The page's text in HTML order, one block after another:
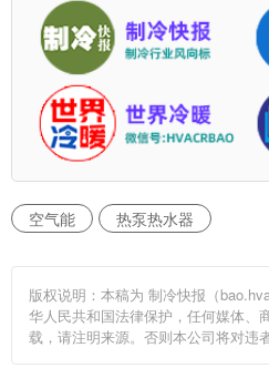
空气能 热泵热水器
版权说明：本稿为 制冷快报（
华人民共和国法律保护，任何媒体、
载，请注明来源。否则本公司将对违